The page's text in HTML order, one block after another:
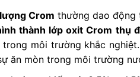
Crom thường dao động
thành lớp oxit Crom thụ
môi trường khắc
ăn mòn trong môi trường